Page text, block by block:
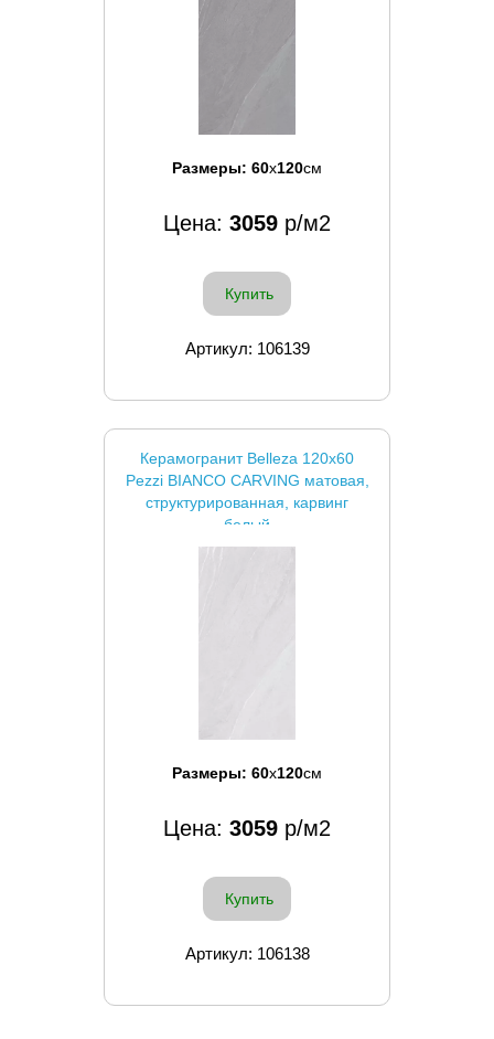
Размеры: 60x120см
Цена: 3059 р/м2
Купить
Артикул: 106139
Керамогранит Belleza 120x60
Pezzi BIANCO CARVING матовая,
структурированная, карвинг
белый
Размеры: 60x120см
Цена: 3059 р/м2
Купить
Артикул: 106138